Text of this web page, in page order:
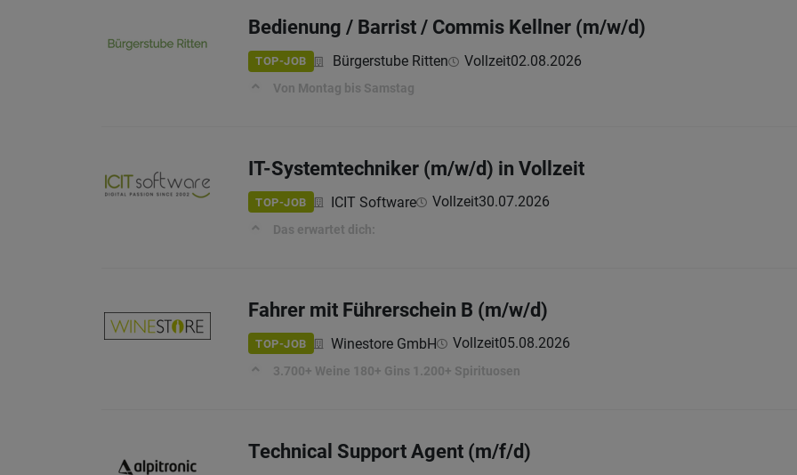
Bedienung / Barrist / Commis Kellner (m/w/d)
TOP-JOB Bürgerstube Ritten Vollzeit02.08.2026
Von Montag bis Samstag
IT-Systemtechniker (m/w/d) in Vollzeit
TOP-JOB ICIT Software Vollzeit30.07.2026
Das erwartet dich:
Fahrer mit Führerschein B (m/w/d)
TOP-JOB Winestore GmbH Vollzeit05.08.2026
3.700+ Weine 180+ Gins 1.200+ Spirituosen
Technical Support Agent (m/f/d)